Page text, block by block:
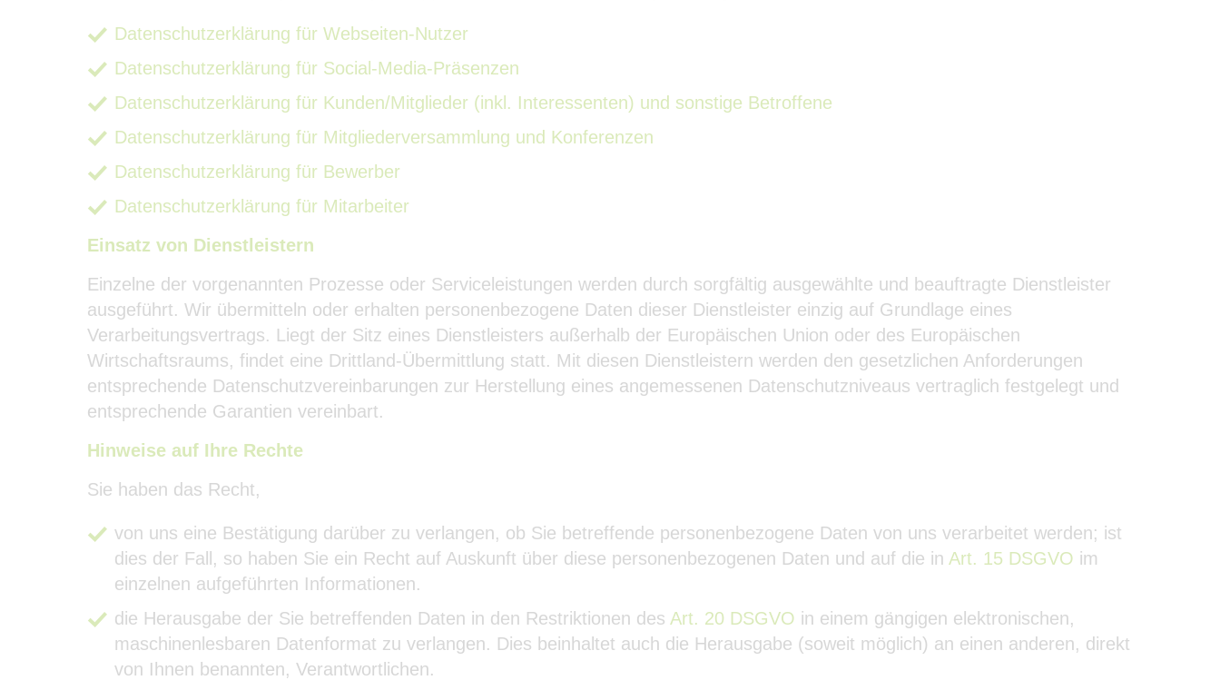
Datenschutzerklärung für Webseiten-Nutzer
Datenschutzerklärung für Social-Media-Präsenzen
Datenschutzerklärung für Kunden/Mitglieder (inkl. Interessenten) und sonstige Betroffene
Datenschutzerklärung für Mitgliederversammlung und Konferenzen
Datenschutzerklärung für Bewerber
Datenschutzerklärung für Mitarbeiter
Einsatz von Dienstleistern
Einzelne der vorgenannten Prozesse oder Serviceleistungen werden durch sorgfältig ausgewählte und beauftragte Dienstleister
ausgeführt. Wir übermitteln oder erhalten personenbezogene Daten dieser Dienstleister einzig auf Grundlage eines
Verarbeitungsvertrags. Liegt der Sitz eines Dienstleisters außerhalb der Europäischen Union oder des Europäischen
Wirtschaftsraums, findet eine Drittland-Übermittlung statt. Mit diesen Dienstleistern werden den gesetzlichen Anforderungen
entsprechende Datenschutzvereinbarungen zur Herstellung eines angemessenen Datenschutzniveaus vertraglich festgelegt und
entsprechende Garantien vereinbart.
Hinweise auf Ihre Rechte
Sie haben das Recht,
von uns eine Bestätigung darüber zu verlangen, ob Sie betreffende personenbezogene Daten von uns verarbeitet werden; ist
dies der Fall, so haben Sie ein Recht auf Auskunft über diese personenbezogenen Daten und auf die in Art. 15 DSGVO im
einzelnen aufgeführten Informationen.
die Herausgabe der Sie betreffenden Daten in den Restriktionen des Art. 20 DSGVO in einem gängigen elektronischen,
maschinenlesbaren Datenformat zu verlangen. Dies beinhaltet auch die Herausgabe (soweit möglich) an einen anderen, direkt
von Ihnen benannten, Verantwortlichen.